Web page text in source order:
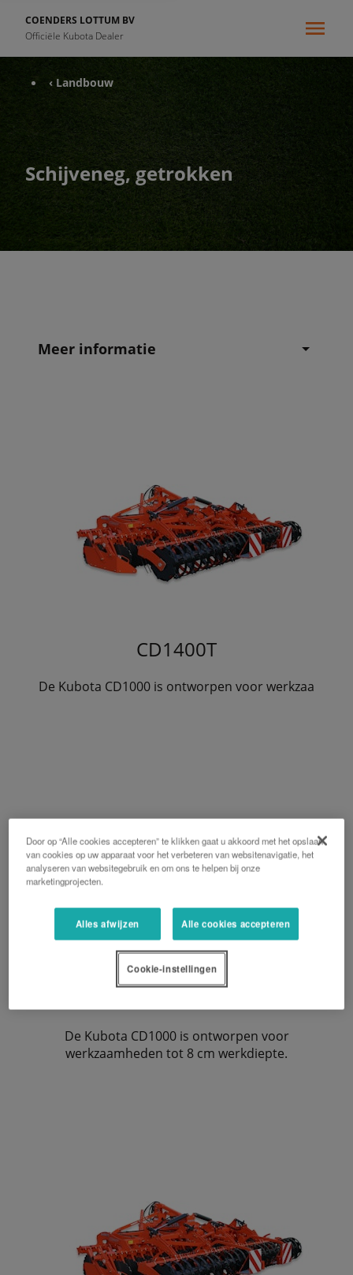
COENDERS LOTTUM BV
Officiële Kubota Dealer
‹ Landbouw
Schijveneg, getrokken
Meer informatie
CD1400T
De Kubota CD1000 is ontworpen voor werkzaa
De Kubota CD1000 is ontworpen voor
werkzaamheden tot 8 cm werkdiepte.
Door op “Alle cookies accepteren” te klikken gaat u akkoord met het opslaan
van cookies op uw apparaat voor het verbeteren van websitenavigatie, het
analyseren van websitegebruik en om ons te helpen bij onze
marketingprojecten.
Alles afwijzen Alle cookies accepteren
Cookie-instellingen